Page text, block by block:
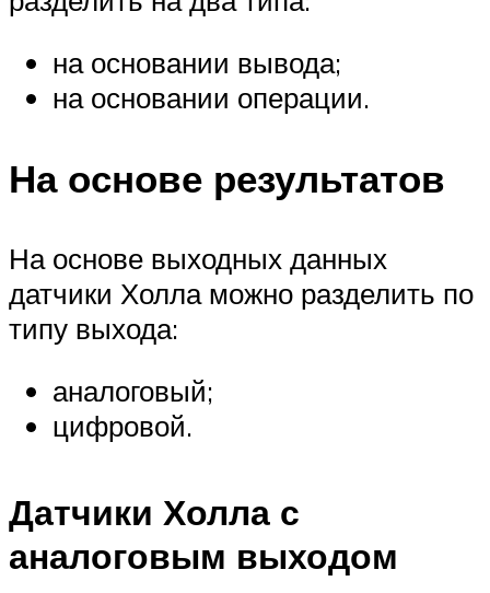
на основании вывода;
на основании операции.
На основе результатов
На основе выходных данных
датчики Холла можно разделить по
типу выхода:
аналоговый;
цифровой.
Датчики Холла с
аналоговым выходом